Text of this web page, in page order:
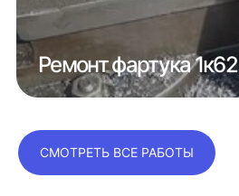
Ремонт фартука 1к62
СМОТРЕТЬ ВСЕ РАБОТЫ